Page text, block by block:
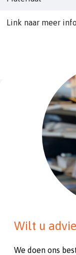
Link naar meer
Wilt u
We doen ons